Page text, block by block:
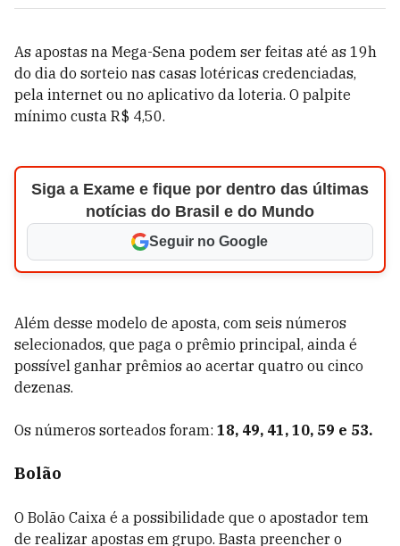
As apostas na Mega-Sena podem ser feitas até as 19h
do dia do sorteio nas casas lotéricas credenciadas,
pela internet ou no aplicativo da loteria. O palpite
mínimo custa R$ 4,50.
Siga a Exame e fique por dentro das últimas
notícias do Brasil e do Mundo
Seguir no Google
Além desse modelo de aposta, com seis números
selecionados, que paga o prêmio principal, ainda é
possível ganhar prêmios ao acertar quatro ou cinco
dezenas.
Os números sorteados foram: 18, 49, 41, 10, 59 e 53.
Bolão
O Bolão Caixa é a possibilidade que o apostador tem
de realizar apostas em grupo. Basta preencher o